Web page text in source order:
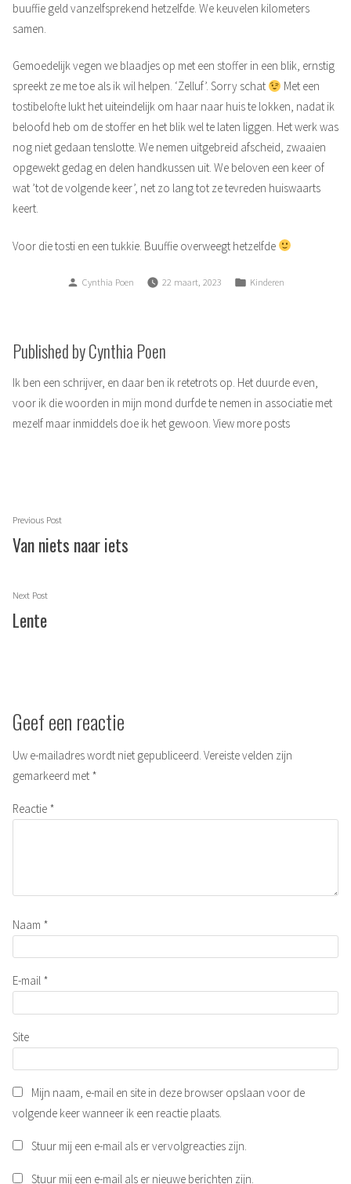
buuffie geld vanzelfsprekend hetzelfde. We keuvelen kilometers
samen.
Gemoedelijk vegen we blaadjes op met een stoffer in een blik, ernstig
spreekt ze me toe als ik wil helpen. ‘Zelluf’. Sorry schat
Met een
tostibelofte lukt het uiteindelijk om haar naar huis te lokken, nadat ik
beloofd heb om de stoffer en het blik wel te laten liggen. Het werk was
nog niet gedaan tenslotte. We nemen uitgebreid afscheid, zwaaien
opgewekt gedag en delen handkussen uit. We beloven een keer of
wat ’tot de volgende keer’, net zo lang tot ze tevreden huiswaarts
keert.
Voor die tosti en een tukkie. Buuffie overweegt hetzelfde
Posted
Cynthia Poen 22 maart, 2023
Posted
Kinderen
Published by Cynthia Poen
Ik ben een schrijver, en daar ben ik retetrots op. Het duurde even,
voor ik die woorden in mijn mond durfde te nemen in associatie met
mezelf maar inmiddels doe ik het gewoon. View more posts
Berichtnavigatie
Previous PostPrevious
post:
Van niets naar iets
Next PostNext
Lente
Geef een reactie
Uw e-mailadres wordt niet gepubliceerd. Vereiste velden zijn
gemarkeerd met *
Reactie *
Naam *
E-mail *
Site
Mijn naam, e-mail en site in deze browser opslaan voor de
volgende keer wanneer ik een reactie plaats.
Stuur mij een e-mail als er vervolgreacties zijn.
Stuur mij een e-mail als er nieuwe berichten zijn.